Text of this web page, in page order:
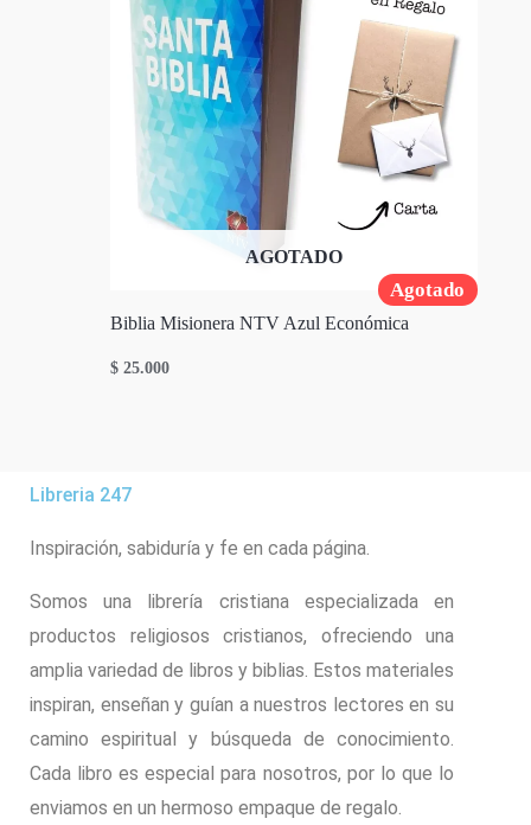
Agotado
AGOTADO
Biblia Misionera NTV Azul Económica
$ 25.000
Libreria 247
Inspiración, sabiduría y fe en cada página.
Somos una librería cristiana especializada en
productos religiosos cristianos, ofreciendo una
amplia variedad de libros y biblias. Estos materiales
inspiran, enseñan y guían a nuestros lectores en su
camino espiritual y búsqueda de conocimiento.
Cada libro es especial para nosotros, por lo que lo
enviamos en un hermoso empaque de regalo.